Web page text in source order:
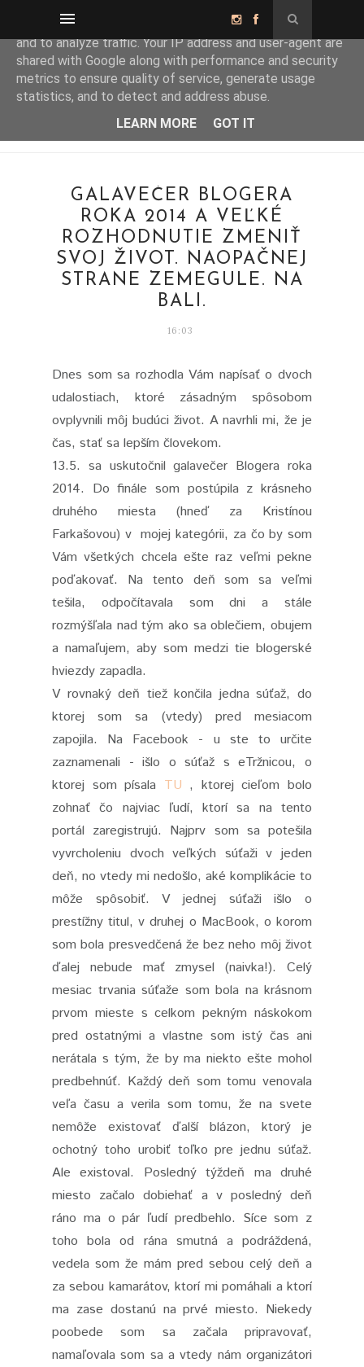
GALAVEČER BLOGERA
ROKA 2014 A VEĽKÉ
ROZHODNUTIE ZMENIŤ
SVOJ ŽIVOT. NAOPAČNEJ
STRANE ZEMEGULE. NA
BALI.
16:03
Dnes som sa rozhodla Vám napísať o dvoch
udalostiach, ktoré zásadným spôsobom
ovplyvnili môj budúci život. A navrhli mi, že je
čas, stať sa lepším človekom.
13.5. sa uskutočnil galavečer Blogera roka
2014. Do finále som postúpila z krásneho
druhého miesta (hneď za Kristínou
Farkašovou) v mojej kategórii, za čo by som
Vám všetkých chcela ešte raz veľmi pekne
poďakovať. Na tento deň som sa veľmi
tešila, odpočítavala som dni a stále
rozmýšľala nad tým ako sa oblečiem, obujem
a namaľujem, aby som medzi tie blogerské
hviezdy zapadla.
V rovnaký deň tiež končila jedna súťaž, do
ktorej som sa (vtedy) pred mesiacom
zapojila. Na Facebook - u ste to určite
zaznamenali - išlo o súťaž s eTržnicou, o
ktorej som písala TU , ktorej cieľom bolo
zohnať čo najviac ľudí, ktorí sa na tento
portál zaregistrujú. Najprv som sa potešila
vyvrcholeniu dvoch veľkých súťaži v jeden
deň, no vtedy mi nedošlo, aké komplikácie to
môže spôsobiť. V jednej súťaži išlo o
prestížny titul, v druhej o MacBook, o korom
som bola presvedčená že bez neho môj život
ďalej nebude mať zmysel (naivka!). Celý
mesiac trvania súťaže som bola na krásnom
prvom mieste s celkom pekným náskokom
pred ostatnými a vlastne som istý čas ani
nerátala s tým, že by ma niekto ešte mohol
predbehnúť. Každý deň som tomu venovala
veľa času a verila som tomu, že na svete
nemôže existovať ďalší blázon, ktorý je
ochotný toho urobiť toľko pre jednu súťaž.
Ale existoval. Posledný týždeň ma druhé
miesto začalo dobiehať a v posledný deň
ráno ma o pár ľudí predbehlo. Síce som z
toho bola od rána smutná a podráždená,
vedela som že mám pred sebou celý deň a
za sebou kamarátov, ktorí mi pomáhali a ktorí
ma zase dostanú na prvé miesto. Niekedy
poobede som sa začala pripravovať,
namaľovala som sa a vtedy nám organizátori
This site uses cookies from Google to deliver its services
and to analyze traffic. Your IP address and user-agent are
shared with Google along with performance and security
metrics to ensure quality of service, generate usage
statistics, and to detect and address abuse.
LEARN MORE
GOT IT